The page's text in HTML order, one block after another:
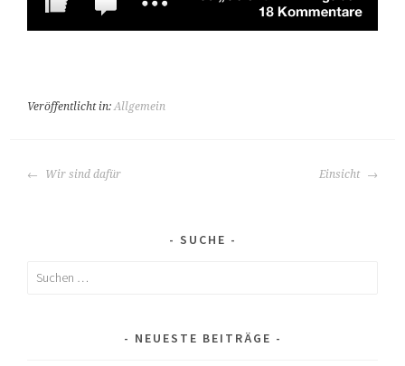
Veröffentlicht in:Allgemein
BEITRAGS-
Wir sind dafür Einsicht
SUCHE
Suchen
NEUESTE BEITRÄGE